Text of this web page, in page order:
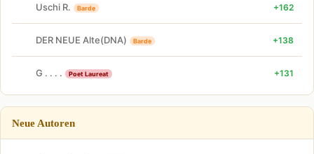
Uschi R. Barde +162
DER NEUE Alte(DNA) Barde +138
G . . . . Poet Laureat +131
Neue Autoren